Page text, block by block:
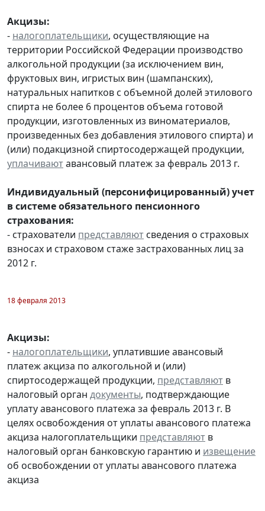
Акцизы:
- налогоплательщики, осуществляющие на
территории Российской Федерации производство
алкогольной продукции (за исключением вин,
фруктовых вин, игристых вин (шампанских),
натуральных напитков с объемной долей этилового
спирта не более 6 процентов объема готовой
продукции, изготовленных из виноматериалов,
произведенных без добавления этилового спирта) и
(или) подакцизной спиртосодержащей продукции,
уплачиваютавансовый платеж за февраль 2013 г.
Индивидуальный (персонифицированный) учет
в системе обязательного пенсионного
страхования:
- страхователи представляют сведения о страховых
взносах и страховом стаже застрахованных лиц за
2012 г.
18 февраля 2013
Акцизы:
- налогоплательщики, уплатившие авансовый
платеж акциза по алкогольной и (или)
спиртосодержащей продукции, представляют в
налоговый орган документы, подтверждающие
уплату авансового платежа за февраль 2013 г. В
целях освобождения от уплаты авансового платежа
акциза налогоплательщики представляют в
налоговый орган банковскую гарантию и извещение
об освобождении от уплаты авансового платежа
акциза